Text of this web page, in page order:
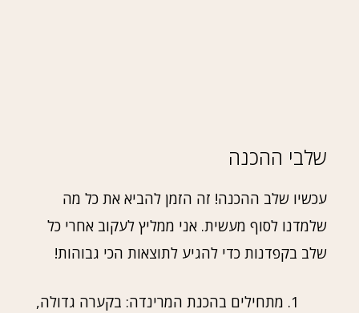
שלבי ההכנה
עכשיו שלב ההכנה! זה הזמן להביא את כל מה
שלמדנו לסוף מעשית. אני ממליץ לעקוב אחרי כל
שלב בקפדנות כדי להגיע לתוצאות הכי גבוהות!
מתחילים בהכנת המרינדה: בקערה גדולה,